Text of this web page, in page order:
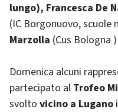
lungo), Francesca De
(IC Borgonuovo,
Marzolla (Cus Bologna
Domenica alcuni
partecipato al Trofeo
svolto vicino a Lugano